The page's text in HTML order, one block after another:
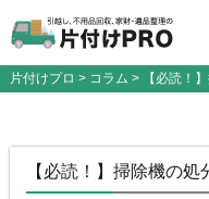
片付けプロ > コラム > 【必読！
【必読！】掃除機の処